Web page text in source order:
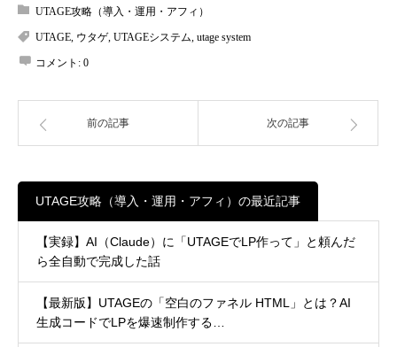
UTAGE攻略（導入・運用・アフィ）
UTAGE, ウタゲ, UTAGEシステム, utage system
コメント: 0
前の記事 次の記事
UTAGE攻略（導入・運用・アフィ）の最近記事
【実録】AI（Claude）に「UTAGEでLP作って」と頼んだ
ら全自動で完成した話
【最新版】UTAGEの「空白のファネル HTML」とは？AI
生成コードでLPを爆速制作する…